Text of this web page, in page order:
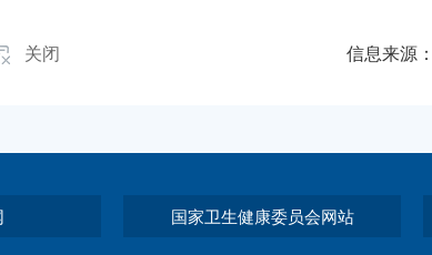
关闭 信息来源：
国家卫生健康委员会网站